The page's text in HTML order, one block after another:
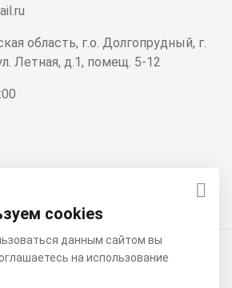
область, г.о. Долгопрудный, г.
Летная, д.1, помещ. 5-12
2026 © Все права защищены
cookies
данным сайтом вы
на использование